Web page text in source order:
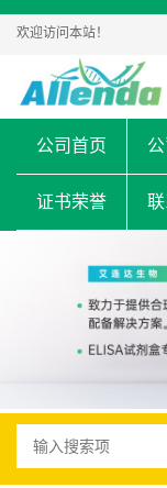
欢迎访问本站！
公司首页
证书荣誉